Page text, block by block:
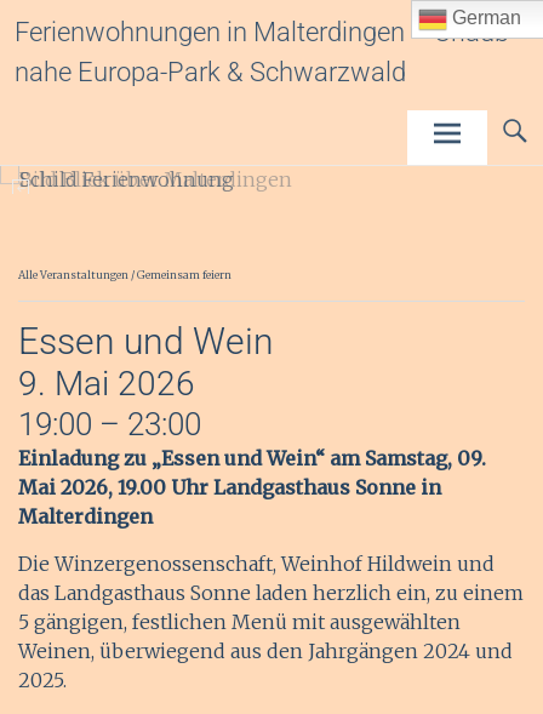
springen
Ferienwohnungen in Malterdingen – Urlaub
nahe Europa-Park & Schwarzwald
Alle Veranstaltungen /Gemeinsam feiern
Essen und Wein
9. Mai 2026
19:00 – 23:00
Einladung zu „Essen und Wein“ am Samstag, 09.
Mai 2026, 19.00 Uhr Landgasthaus Sonne in
Malterdingen
Die Winzergenossenschaft, Weinhof Hildwein und
das Landgasthaus Sonne laden herzlich ein, zu einem
5 gängigen, festlichen Menü mit ausgewählten
Weinen, überwiegend aus den Jahrgängen 2024 und
2025.
German